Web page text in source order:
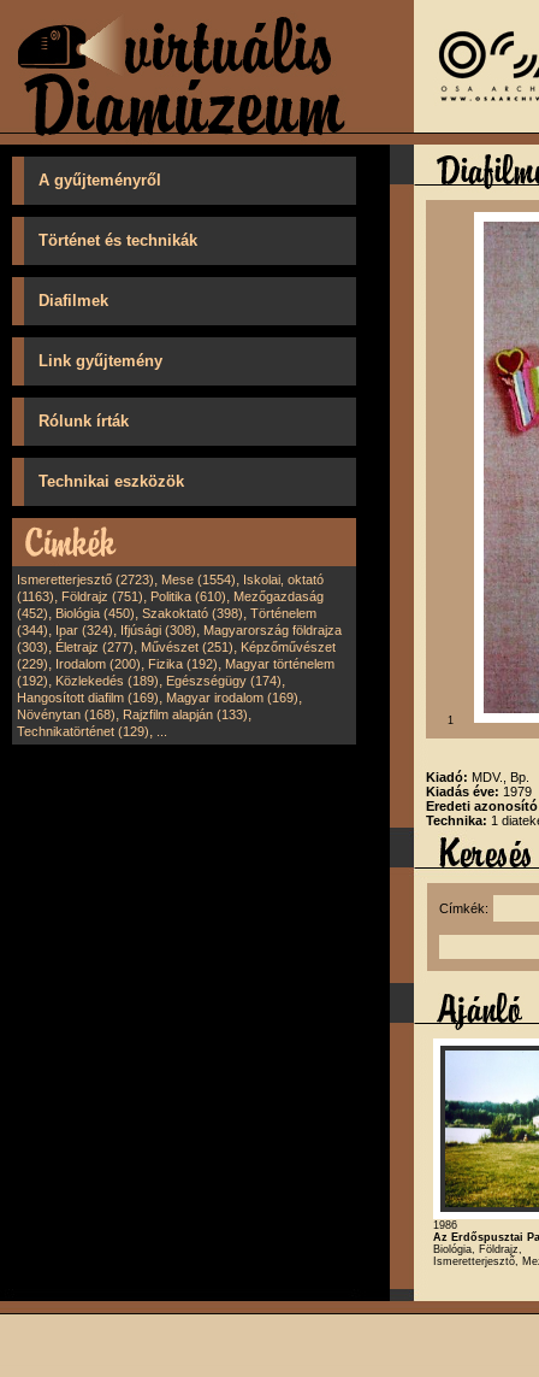
A gyűjteményről
Történet és technikák
Diafilmek
Link gyűjtemény
Rólunk írták
Technikai eszközök
Ismeretterjesztő (2723), Mese (1554), Iskolai, oktató
(1163), Földrajz (751), Politika (610), Mezőgazdaság
(452), Biológia (450), Szakoktató (398), Történelem
(344), Ipar (324), Ifjúsági (308), Magyarország földrajza
(303), Életrajz (277), Művészet (251), Képzőművészet
(229), Irodalom (200), Fizika (192), Magyar történelem
(192), Közlekedés (189), Egészségügy (174),
Hangosított diafilm (169), Magyar irodalom (169),
Növénytan (168), Rajzfilm alapján (133),
Technikatörténet (129),
1
Kiadó: MDV., Bp.
Kiadás éve: 1979
Eredeti
Technika: 1
Címkék:
1986
Az Erdőspusztai
Biológia, Földrajz,
Ismeretterjesztő,